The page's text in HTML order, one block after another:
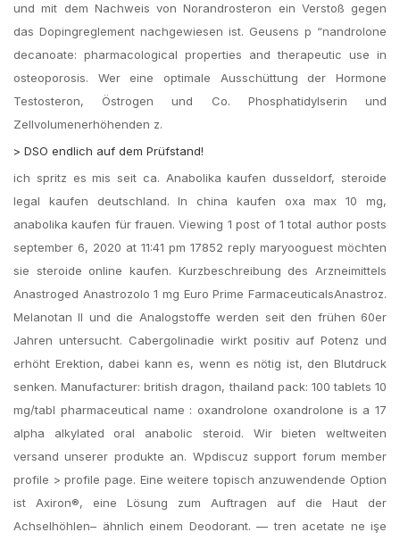
und mit dem Nachweis von Norandrosteron ein Verstoß gegen
das Dopingreglement nachgewiesen ist. Geusens p “nandrolone
decanoate: pharmacological properties and therapeutic use in
osteoporosis. Wer eine optimale Ausschüttung der Hormone
Testosteron, Östrogen und Co. Phosphatidylserin und
Zellvolumenerhöhenden z.
> DSO endlich auf dem Prüfstand!
ich spritz es mis seit ca. Anabolika kaufen dusseldorf, steroide
legal kaufen deutschland. In china kaufen oxa max 10 mg,
anabolika kaufen für frauen. Viewing 1 post of 1 total author posts
september 6, 2020 at 11:41 pm 17852 reply maryooguest möchten
sie steroide online kaufen. Kurzbeschreibung des Arzneimittels
Anastroged Anastrozolo 1 mg Euro Prime FarmaceuticalsAnastroz.
Melanotan II und die Analogstoffe werden seit den frühen 60er
Jahren untersucht. Cabergolinadie wirkt positiv auf Potenz und
erhöht Erektion, dabei kann es, wenn es nötig ist, den Blutdruck
senken. Manufacturer: british dragon, thailand pack: 100 tablets 10
mg/tabl pharmaceutical name : oxandrolone oxandrolone is a 17
alpha alkylated oral anabolic steroid. Wir bieten weltweiten
versand unserer produkte an. Wpdiscuz support forum member
profile > profile page. Eine weitere topisch anzuwendende Option
ist Axiron®, eine Lösung zum Auftragen auf die Haut der
Achselhöhlen– ähnlich einem Deodorant. — tren acetate ne işe